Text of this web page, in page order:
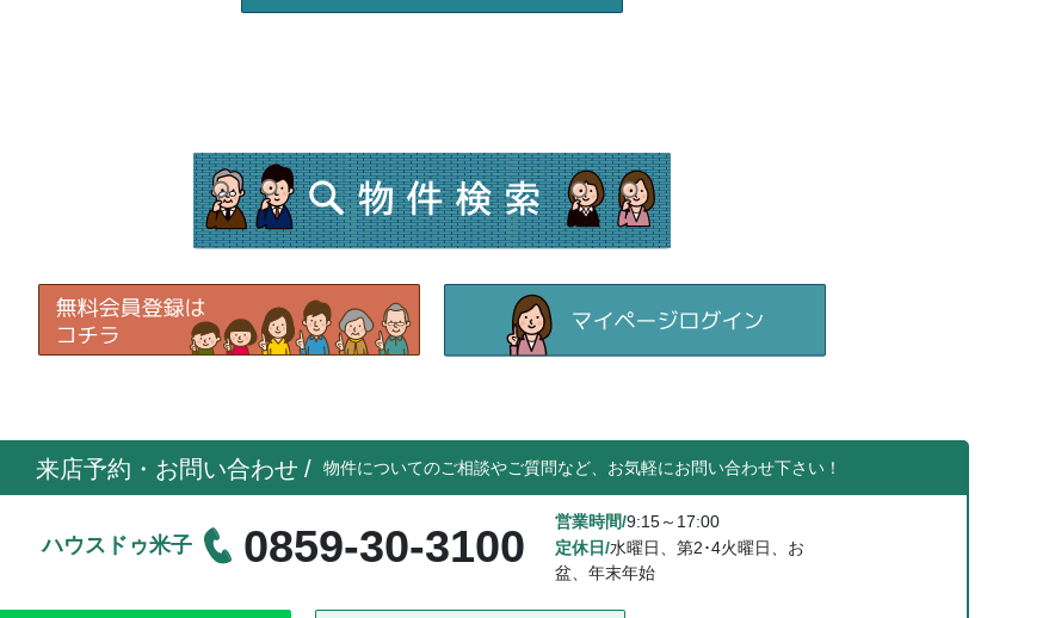
来店予約・お問い合わせ / 物件についてのご相談やご質問など、お気軽にお問い合わせ下さい！
ハウスドゥ米子 0859-30-3100 営業時間/9:15～17:00
定休日/水曜日、第2･4火曜日、お
盆、年末年始